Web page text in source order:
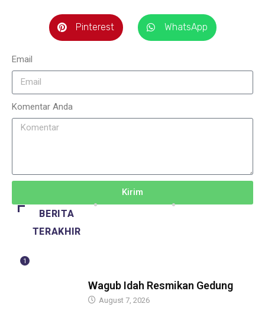
Pinterest WhatsApp
Email
Komentar Anda
Kirim
BERITA
TERAKHIR
1
Wagub Idah Resmikan Gedung
August 7, 2026